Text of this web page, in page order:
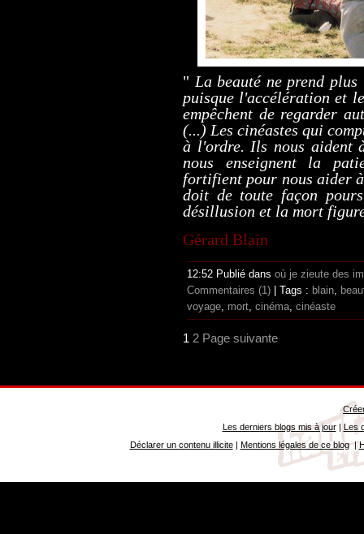
" La beauté ne prend
puisque l'accélération et
empêchent de regarder
(...) Les cinéastes qui
à l'ordre. Ils nous aident
nous enseignent la
fortifient pour nous aider
doit de toute façon
désillusion et la mort
Gérard Blain
12:52 Publié dans où je zieute des
Commentaires (1) | Tags : blain,
voyage, mort, cinéma, cinéaste
1 2 Page suivante
Les derniers blogs mis à jour|
Les
Déclarer un contenu illicite| Mentions légales de ce blog|